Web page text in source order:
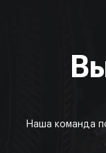
Наша команда